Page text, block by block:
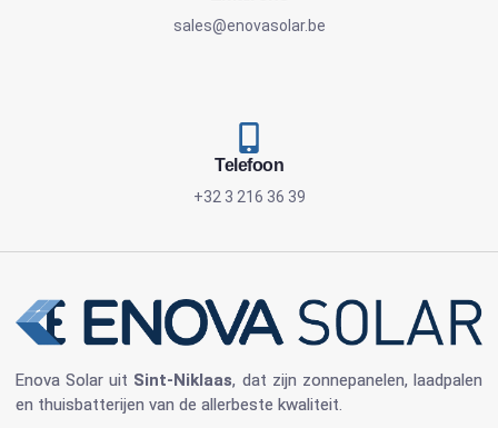
sales@enovasolar.be
Telefoon
+32 3 216 36 39
Enova Solar uit Sint-Niklaas, dat zijn zonnepanelen, laadpalen
en thuisbatterijen van de allerbeste kwaliteit.